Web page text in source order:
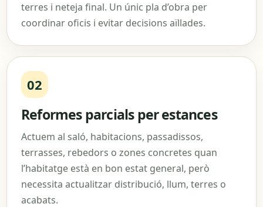
terres i neteja final. Un únic pla d’obra per
coordinar oficis i evitar decisions aïllades.
02
Reformes parcials per estances
Actuem al saló, habitacions, passadissos,
terrasses, rebedors o zones concretes quan
l’habitatge està en bon estat general, però
necessita actualitzar distribució, llum, terres o
acabats.